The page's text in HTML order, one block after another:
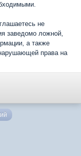
не
заведомо ложной,
а также
права на